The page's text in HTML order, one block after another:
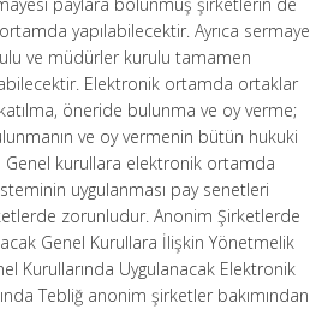
yapılabilecektir. Ayrıca sermaye
ve müdürler kurulu tamamen
Elektronik ortamda ortaklar
öneride bulunma ve oy verme;
ve oy vermenin bütün hukuki
Genel kurullara elektronik ortamda
uygulanması pay senetleri
zorunludur. Anonim Şirketlerde
Genel Kurullara İlişkin Yönetmelik
Kurullarında Uygulanacak Elektronik
Tebliğ anonim şirketler bakımından